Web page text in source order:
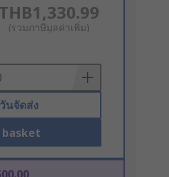
THB1,330.99
(รวมภาษีมูลค่าเพิ่ม)
นจัดส่ง